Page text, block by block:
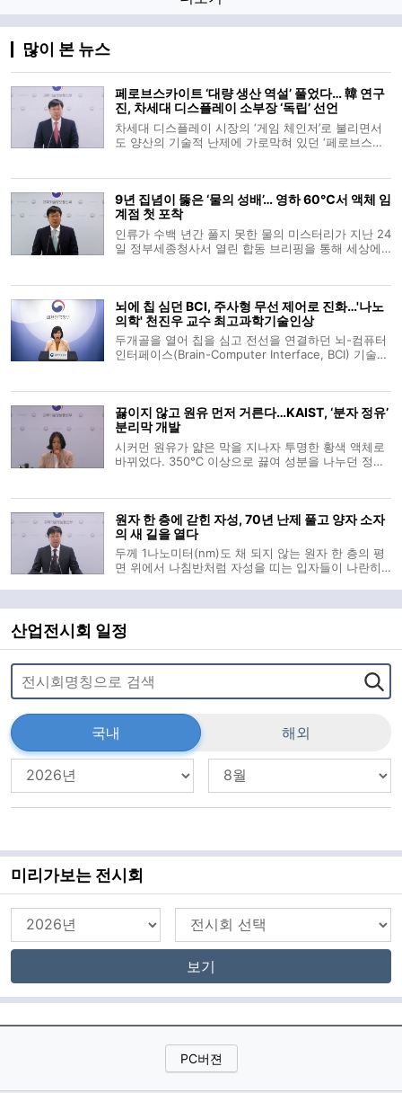
많이 본 뉴스
페로브스카이트 ‘대량 생산 역설’ 풀었다… 韓 연구
진, 차세대 디스플레이 소부장 ‘독립’ 선언
차세대 디스플레이 시장의 ‘게임 체인저’로 불리면서
도 양산의 기술적 난제에 가로막혀 있던 ‘페로브스카
문이다. 이는 단순한 기
9년 집념이 뚫은 ‘물의 성배’… 영하 60℃서 액체 임
계점 첫 포착
인류가 수백 년간 풀지 못한 물의 미스터리가 지난 24
일 정부세종청사서 열린 합동 브리핑을 통해 세상에
로 이어지며 물의 근원적 비밀을 입체
뇌에 칩 심던 BCI, 주사형 무선 제어로 진화…'나노
의학' 천진우 교수 최고과학기술인상
두개골을 열어 칩을 심고 전선을 연결하던 뇌-컴퓨터
인터페이스(Brain-Computer Interface, BCI) 기술이
정 뇌세포에 직접 명령을 내리는
끓이지 않고 원유 먼저 거른다…KAIST, ‘분자 정유’
분리막 개발
시커먼 원유가 얇은 막을 지나자 투명한 황색 액체로
바뀌었다. 350℃ 이상으로 끓여 성분을 나누던 정유
유 같은 가벼운 성분을 먼저
원자 한 층에 갇힌 자성, 70년 난제 풀고 양자 소자
의 새 길을 열다
두께 1나노미터(nm)도 채 되지 않는 원자 한 층의 평
면 위에서 나침반처럼 자성을 띠는 입자들이 나란히
순간이다. 과학기술정보통신부는 20일 오전 박제근
서울대학교 물리천문학부 교수 연구
산업전시회 일정
국내 해외
미리가보는 전시회
보기
PC버젼